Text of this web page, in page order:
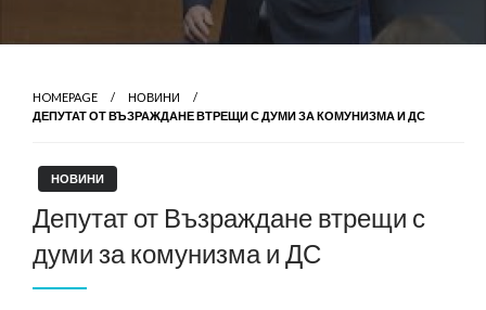
HOMEPAGE
НОВИНИ
ДЕПУТАТ ОТ ВЪЗРАЖДАНЕ ВТРЕЩИ С ДУМИ ЗА КОМУНИЗМА И ДС
НОВИНИ
Депутат от Възраждане втрещи с
думи за комунизма и ДС